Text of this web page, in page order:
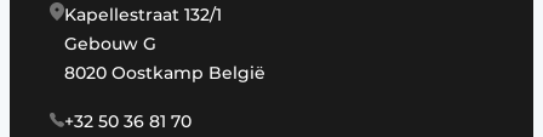
Kapellestraat 132/1
Gebouw G
8020 Oostkamp België
+32 50 36 81 70